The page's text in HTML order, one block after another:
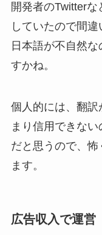
開発者のTwitterな
していたので間
日本語が不自然
すかね。
個人的には、翻
まり信用できな
だと思うので、
ます。
広告収入で運営